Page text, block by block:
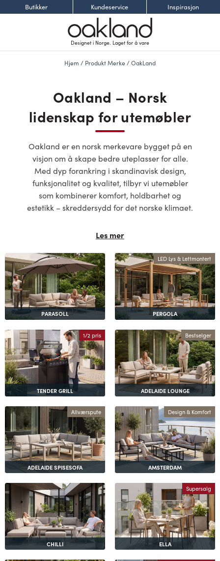
Butikker Kundeservice Inspirasjon
Designet i Norge. Laget for å vare
Hjem / Produkt Merke / OakLand
Oakland – Norsk
lidenskap for utemøbler
Oakland er en norsk merkevare bygget på en
visjon om å skape bedre uteplasser for alle.
Med dyp forankring i skandinavisk design,
funksjonalitet og kvalitet, tilbyr vi utemøbler
som kombinerer komfort, holdbarhet og
estetikk – skreddersydd for det norske klimaet.
Les mer
PARASOLL
LED Lys & Lettmontert
PERGOLA
1/2 pris
TENDER GRILL
Bestselger
ADELAIDE LOUNGE
Allværspute
ADELAIDE SPISESOFA
Design & Komfort
AMSTERDAM
CHILLI
Supersalg
ELLA